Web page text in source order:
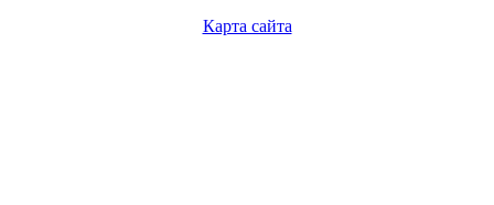
Карта сайта